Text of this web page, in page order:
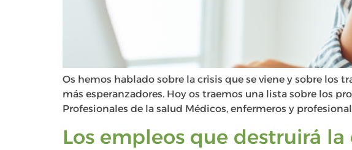
Os hemos hablado sobre la crisis que se viene y sobre los
más esperanzadores. Hoy os traemos una lista sobre los
Profesionales de la salud Médicos, enfermeros y
Los empleos que destruirá la